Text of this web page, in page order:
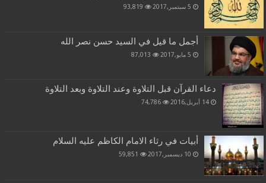
5 سبتمبر,2017 93,819
أجمل ما قيل في السيد حسن نصر الله
5 مايو,2017 87,013
دعاء القرآن قبل التلاوة وعند التلاوة وبعد التلاوة
14 أبريل,2016 74,786
أبيات في رثاء الامام الكاظم عليه السلام
10 ديسمبر,2017 59,851